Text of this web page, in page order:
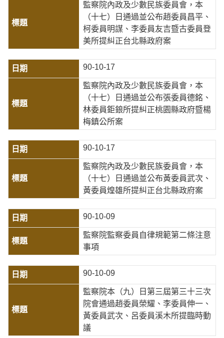
監察院內政及少數民族委員會，本
（十七）日通過並公布趙委員昌平、
柯委員明謀、李委員友吉暨古委員登
美所提糾正台北縣政府案
90-10-17
監察院內政及少數民族委員會，本
（十七）日通過並公布張委員德銘、
林委員鉅鋃所提糾正桃園縣政府暨楊
梅鎮公所案
90-10-17
監察院內政及少數民族委員會，本
（十七）日通過並公布黃委員武次、
黃委員煌雄所提糾正台北縣政府案
90-10-09
監察院監察委員自律規範第二條注意
事項
90-10-09
監察院本（九）日第三屆第三十三次
院會通過趙委員榮耀、李委員伸一、
黃委員武次、呂委員溪木所提臨時動
議